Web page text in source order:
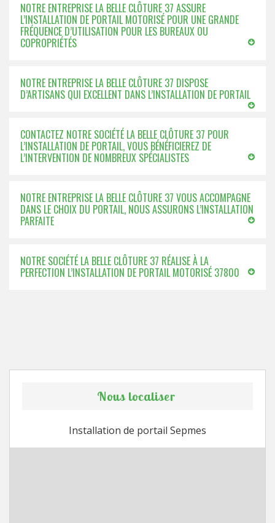
NOTRE ENTREPRISE LA BELLE CLÔTURE 37 ASSURE
L’INSTALLATION DE PORTAIL MOTORISÉ POUR UNE GRANDE
FRÉQUENCE D’UTILISATION POUR LES BUREAUX OU
COPROPRIÉTÉS
NOTRE ENTREPRISE LA BELLE CLÔTURE 37 DISPOSE
D’ARTISANS QUI EXCELLENT DANS L’INSTALLATION DE PORTAIL
CONTACTEZ NOTRE SOCIÉTÉ LA BELLE CLÔTURE 37 POUR
L’INSTALLATION DE PORTAIL, VOUS BÉNÉFICIEREZ DE
L’INTERVENTION DE NOMBREUX SPÉCIALISTES
NOTRE ENTREPRISE LA BELLE CLÔTURE 37 VOUS ACCOMPAGNE
DANS LE CHOIX DU PORTAIL, NOUS ASSURONS L’INSTALLATION
PARFAITE
NOTRE SOCIÉTÉ LA BELLE CLÔTURE 37 RÉALISE À LA
PERFECTION L’INSTALLATION DE PORTAIL MOTORISÉ 37800
Nous localiser
Installation de portail Sepmes